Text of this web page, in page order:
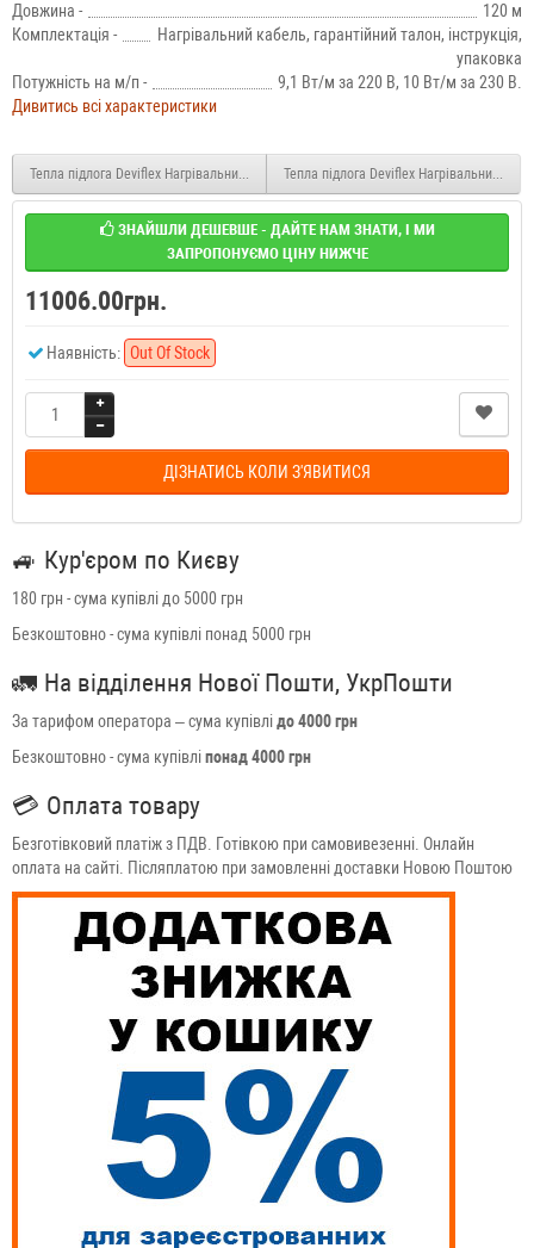
Довжина -
120 м
Комплектація -
Нагрівальний кабель, гарантійний талон, інструкція,
упаковка
Потужність на м/п -
9,1 Вт/м за 220 В, 10 Вт/м за 230 В.
Дивитись всі характеристики
Тепла підлога Deviflex Нагрівальний кабель 10T 990 Вт 100мТепла підлога Deviflex Нагрівальний
ЗНАЙШЛИ ДЕШЕВШЕ - ДАЙТЕ НАМ ЗНАТИ, І МИ
ЗАПРОПОНУЄМО ЦІНУ НИЖЧЕ
11006.00грн.
Наявність: Out Of Stock
ДІЗНАТИСЬ КОЛИ З'ЯВИТИСЯ
🚙 Кур'єром по Києву
180 грн - сума купівлі до 5000 грн
Безкоштовно - сума купівлі понад 5000 грн
🚛 На відділення Нової Пошти, УкрПошти
За тарифом оператора – сума купівлідо 4000 грн
Безкоштовно - сума купівліпонад 4000 грн
💳 Оплата товару
Безготівковий платіж з ПДВ. Готівкою при самовивезенні. Онлайн
оплата на сайті. Післяплатою при замовленні доставки Новою Поштою